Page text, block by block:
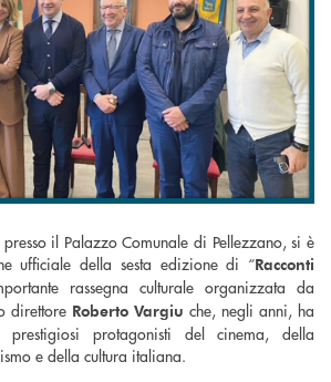
il Palazzo Comunale di Pellezzano, si è
ufficiale della sesta edizione di “Racconti
rassegna culturale organizzata da
direttore Roberto Vargiu che, negli anni, ha
protagonisti del cinema, della
e della cultura italiana.